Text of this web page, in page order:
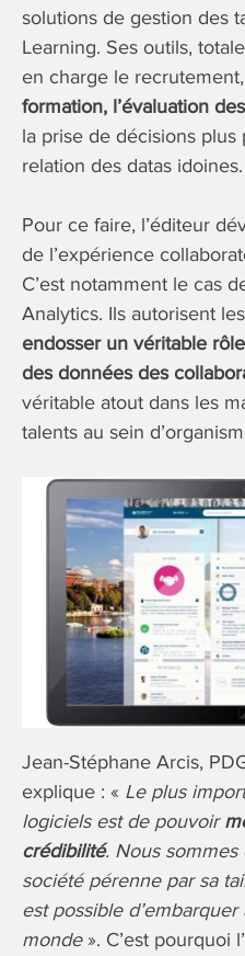
solutions de gestion des
Learning. Ses outils,
en charge le
formation, l’évaluation
la prise de décisions
relation des datas idoines.
Pour ce faire, l’éditeur
de l’expérience
C’est notamment le cas
Analytics. Ils autorisent les
endosser un véritable
des données des
véritable atout dans les
talents au sein
Jean-Stéphane Arcis,
explique : « Le plus
logiciels est de pouvoir
crédibilité. Nous
société pérenne par sa
est possible
monde». C’est pourquoi